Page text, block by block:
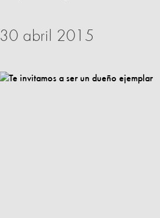
30 abril 2015